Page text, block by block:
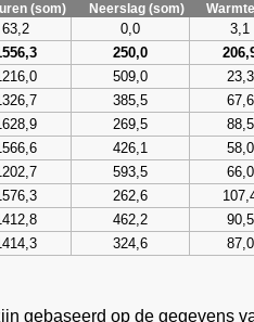
(som) Neerslag (som)
63,2 0,0 3,1
250,0
509,0 23,3
385,5 67,6
269,5 88,5
426,1 58,0
593,5 66,0
262,6
462,2 90,5
324,6 87,0
gebaseerd op de gegevens